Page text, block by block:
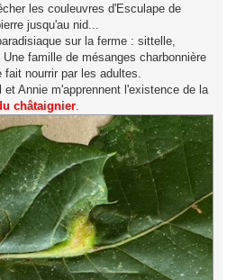
les couleuvres d'Esculape de
jusqu'au nid...
sur la ferme : sittelle,
famille de mésanges charbonnière
nourrir par les adultes.
Annie m'apprennent l'existence de la
châtaignier